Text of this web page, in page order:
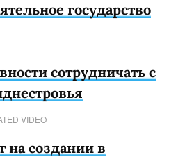
государство
сотрудничать с
VIDEO
на создании в